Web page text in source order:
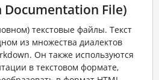
Documentation File)
текстовые файлы. Текст
из множества диалектов
Он также используются
в текстовом формате,